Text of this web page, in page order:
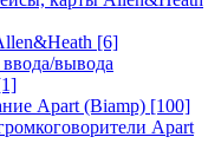
[6]
вывода
Apart (Biamp) [100]
Apart